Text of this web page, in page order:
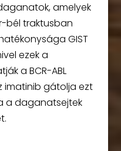
amelyek
bél traktusban
GIST
ezek a
a BCR-ABL
imatinib gátolja ezt
a daganatsejtek